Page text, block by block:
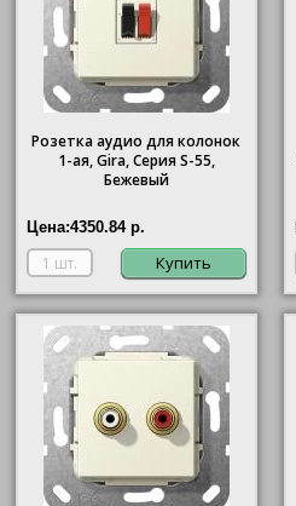
Розетка аудио для колонок
1-ая, Gira, Серия S-55,
Бежевый
Цена:4350.84 р.
Купить